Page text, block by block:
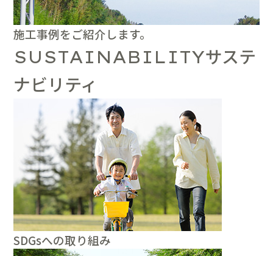
施工事例をご紹介します。
SUSTAINABILITYサステ
ナビリティ
SDGsへの取り組み